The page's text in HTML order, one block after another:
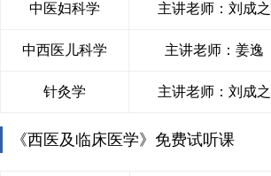
中医妇科学 主讲老师：刘成之
中西医儿科学 主讲老师：姜逸
针灸学 主讲老师：刘成之
《西医及临床医学》免费试听课